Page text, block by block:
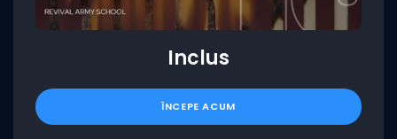
Inclus
ÎNCEPE ACUM